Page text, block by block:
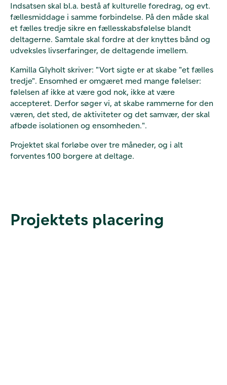
Indsatsen skal bl.a. bestå af kulturelle foredrag, og evt.
fællesmiddage i samme forbindelse. På den måde skal
et fælles tredje sikre en fællesskabsfølelse blandt
deltagerne. Samtale skal fordre at der knyttes bånd og
udveksles livserfaringer, de deltagende imellem.
Kamilla Glyholt skriver: "Vort sigte er at skabe "et fælles
tredje". Ensomhed er omgæret med mange følelser:
følelsen af ikke at være god nok, ikke at være
accepteret. Derfor søger vi, at skabe rammerne for den
væren, det sted, de aktiviteter og det samvær, der skal
afbøde isolationen og ensomheden.".
Projektet skal forløbe over tre måneder, og i alt
forventes 100 borgere at deltage.
Projektets placering